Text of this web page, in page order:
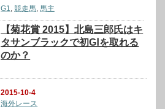
G1
,競走馬 馬主
【菊花賞 2015】北島三郎氏はキ
タサンブラックで初GⅠを取れる
のか？
2015-10-4
海外レース